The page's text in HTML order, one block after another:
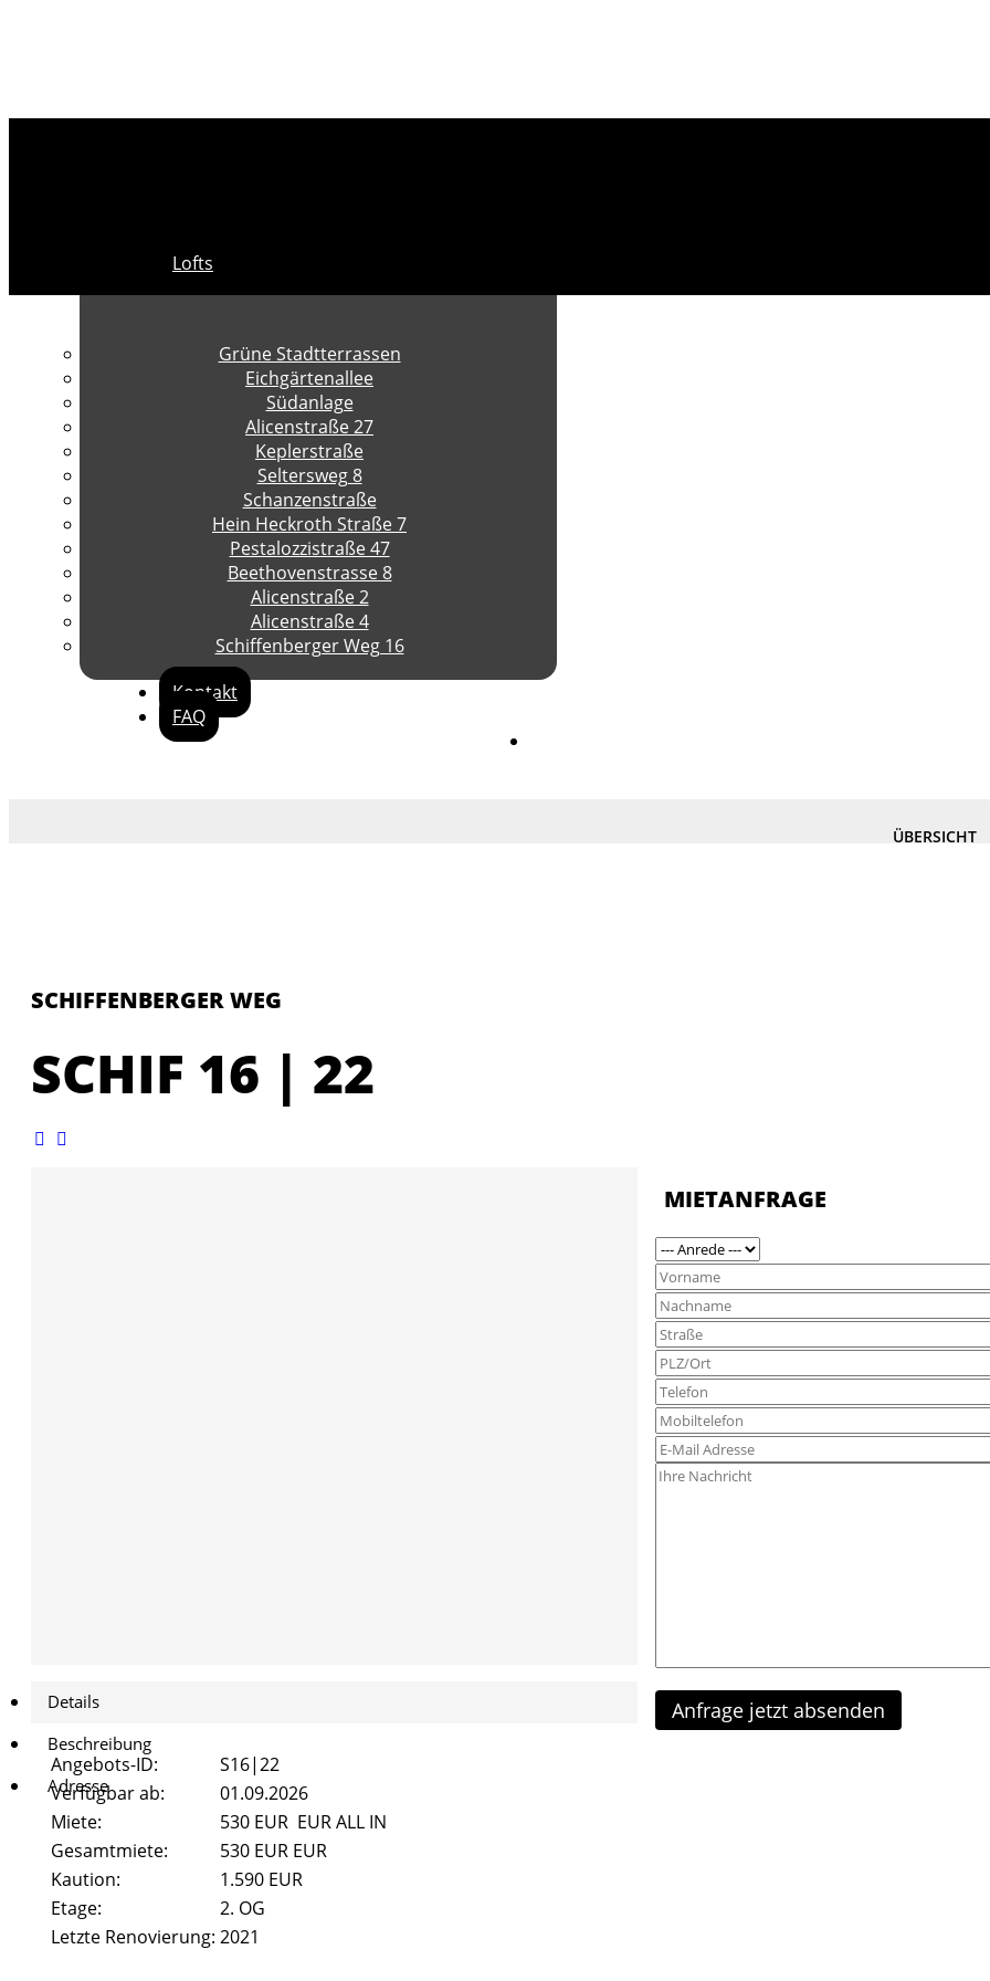
Lofts
Grüne Stadtterrassen
Eichgärtenallee
Südanlage
Alicenstraße 27
Keplerstraße
Seltersweg 8
Schanzenstraße
Hein Heckroth Straße 7
Pestalozzistraße 47
Beethovenstrasse 8
Alicenstraße 2
Alicenstraße 4
Schiffenberger Weg 16
Kontakt
FAQ
ÜBERSICHT
SCHIFFENBERGER WEG
SCHIF 16 | 22
Details
Beschreibung
Adresse
Angebots-ID:
S16|22
Verfügbar ab:
01.09.2026
Miete:
530 EUR EUR ALL IN
Gesamtmiete:
530 EUR EUR
Kaution:
1.590 EUR
Etage:
2. OG
Letzte Renovierung: 2021
MIETANFRAGE